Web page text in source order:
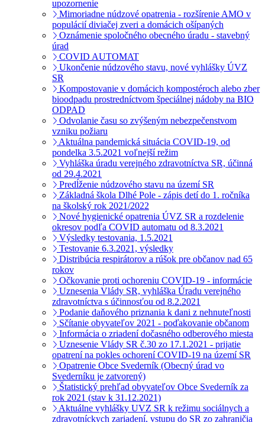
upozornenie
Mimoriadne núdzové opatrenia - rozšírenie AMO v
populácií diviačej zveri a domácich ošípaných
Oznámenie spoločného obecného úradu - stavebný
úrad
COVID AUTOMAT
Ukončenie núdzového stavu, nové vyhlášky ÚVZ
SR
Kompostovanie v domácich kompostéroch alebo zber
bioodpadu prostredníctvom špeciálnej nádoby na BIO
ODPAD
Odvolanie času so zvýšeným nebezpečenstvom
vzniku požiaru
Aktuálna pandemická situácia COVID-19, od
pondelka 3.5.2021 voľnejší režim
Vyhláška úradu verejného zdravotníctva SR, účinná
od 29.4.2021
Predĺženie núdzového stavu na území SR
Základná škola Dlhé Pole - zápis detí do 1. ročníka
na školský rok 2021/2022
Nové hygienické opatrenia ÚVZ SR a rozdelenie
okresov podľa COVID automatu od 8.3.2021
Výsledky testovania, 1.5.2021
Testovanie 6.3.2021, výsledky
Distribúcia respirátorov a rúšok pre občanov nad 65
rokov
Očkovanie proti ochoreniu COVID-19 - informácie
Uznesenia Vlády SR, vyhláška Úradu verejného
zdravotníctva s účinnosťou od 8.2.2021
Podanie daňového priznania k dani z nehnuteľnosti
Sčítanie obyvateľov 2021 - poďakovanie občanom
Informácia o zriadení dočasného odberového miesta
Uznesenie Vlády SR č.30 zo 17.1.2021 - prijatie
opatrení na pokles ochorení COVID-19 na území SR
Opatrenie Obce Svederník (Obecný úrad vo
Svederníku je zatvorený)
Štatistický prehľad obyvateľov Obce Svederník za
rok 2021 (stav k 31.12.2021)
Aktuálne vyhlášky UVZ SR k režimu sociálnych a
zdravotníckych zariadení, vstupu do SR zo zahraničia